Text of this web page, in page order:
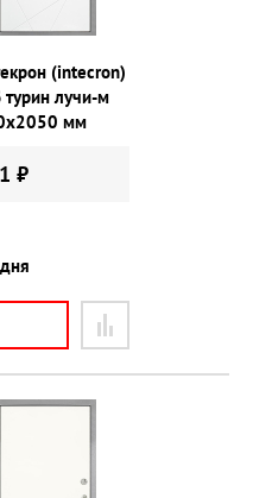
(intecron)
лучи-м
мм
₽